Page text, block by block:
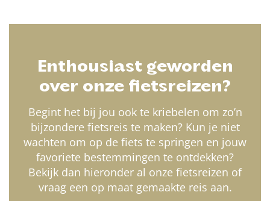
Enthousiast geworden
over onze fietsreizen?
Begint het bij jou ook te kriebelen om zo’n
bijzondere fietsreis te maken? Kun je niet
wachten om op de fiets te springen en jouw
favoriete bestemmingen te ontdekken?
Bekijk dan hieronder al onze fietsreizen of
vraag een op maat gemaakte reis aan.